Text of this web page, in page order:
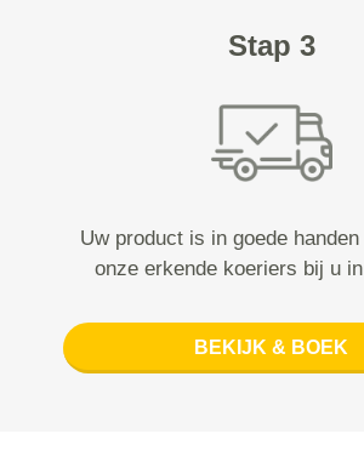
Stap 3
Uw product is in goede
onze erkende koeriers bij u
BEKIJK & BOEK